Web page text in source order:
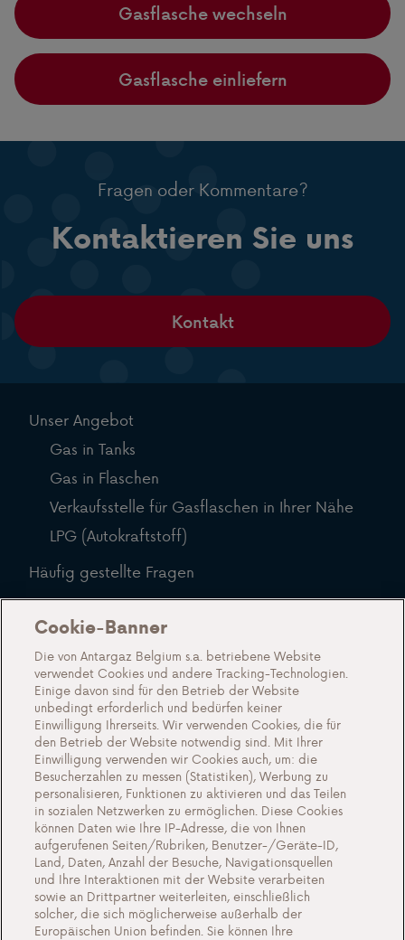
Gasflasche wechseln
Gasflasche einliefern
Fragen oder Kommentare?
Kontaktieren Sie uns
Kontakt
Unser Angebot
Gas in Tanks
Gas in Flaschen
Verkaufsstelle für Gasflaschen in Ihrer Nähe
LPG (Autokraftstoff)
Häufig gestellte Fragen
Blog
Lernen Sie Antargaz kennen
Eine nachhaltige Zukunft
Zeugnisse
Aktionen
Veranstaltungen
Arbeiten bei Antargaz
Kontakt
Cookie-Einstellungen
Cookie-Banner
Die von Antargaz Belgium s.a. betriebene Website
verwendet Cookies und andere Tracking-Technologien.
Einige davon sind für den Betrieb der Website
unbedingt erforderlich und bedürfen keiner
Einwilligung Ihrerseits. Wir verwenden Cookies, die für
den Betrieb der Website notwendig sind. Mit Ihrer
Einwilligung verwenden wir Cookies auch, um: die
Besucherzahlen zu messen (Statistiken), Werbung zu
personalisieren, Funktionen zu aktivieren und das Teilen
in sozialen Netzwerken zu ermöglichen. Diese Cookies
können Daten wie Ihre IP-Adresse, die von Ihnen
aufgerufenen Seiten/Rubriken, Benutzer-/Geräte-ID,
Land, Daten, Anzahl der Besuche, Navigationsquellen
und Ihre Interaktionen mit der Website verarbeiten
sowie an Drittpartner weiterleiten, einschließlich
solcher, die sich möglicherweise außerhalb der
Europäischen Union befinden. Sie können Ihre